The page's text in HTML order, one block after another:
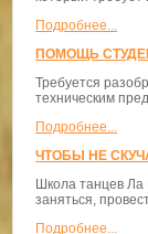
Подробнее...
ПОМОЩЬ
Требуется
техническим
Подробнее...
ЧТОБЫ НЕ
​Школа танцев Ла
заняться,
Подробнее...